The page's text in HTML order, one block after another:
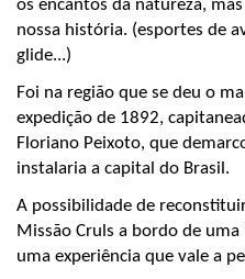
os encantos da natureza,
nossa história. (esportes de
glide...)
Foi na região que se deu o
expedição de 1892,
Floriano Peixoto, que
instalaria a capital do Brasil.
A possibilidade de
Missão Cruls a bordo de
uma experiência que vale a